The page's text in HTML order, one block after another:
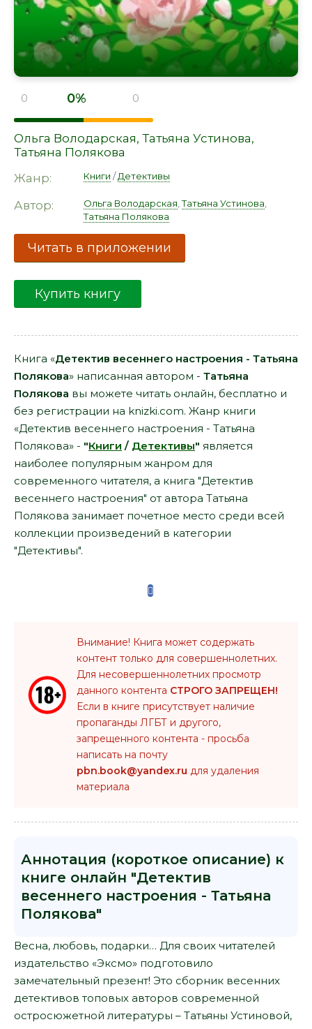
0 0% 0
Ольга Володарская, Татьяна Устинова,
Татьяна Полякова
Жанр:
Книги /Детективы
Автор: Ольга Володарская ,Татьяна Устинова
Татьяна Полякова
Читать в приложении
Купить книгу
Книга «Детектив весеннего настроения - Татьяна
Полякова» написанная автором - Татьяна
Полякова вы можете читать онлайн, бесплатно и
без регистрации на knizki.com. Жанр книги
«Детектив весеннего настроения - Татьяна
Полякова» - "Книги / Детективы" является
наиболее популярным жанром для
современного читателя, а книга "Детектив
весеннего настроения" от автора Татьяна
Полякова занимает почетное место среди всей
коллекции произведений в категории
"Детективы".
Внимание! Книга может содержать
контент только для совершеннолетних.
Для несовершеннолетних просмотр
данного контента СТРОГО ЗАПРЕЩЕН!
Если в книге присутствует наличие
пропаганды ЛГБТ и другого,
запрещенного контента - просьба
написать на почту
pbn.book@yandex.ru для удаления
материала
Аннотация (короткое описание) к
книге онлайн "Детектив
весеннего настроения - Татьяна
Полякова"
Весна, любовь, подарки… Для своих читателей
издательство «Эксмо» подготовило
замечательный презент! Это сборник весенних
детективов топовых авторов современной
остросюжетной литературы – Татьяны Устиновой,